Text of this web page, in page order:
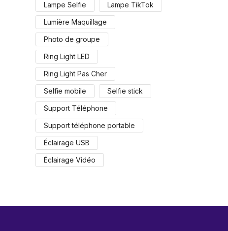
Lampe Selfie Lampe TikTok
Lumière Maquillage
Photo de groupe
Ring Light LED
Ring Light Pas Cher
Selfie mobile Selfie stick
Support Téléphone
Support téléphone portable
Éclairage USB
Éclairage Vidéo